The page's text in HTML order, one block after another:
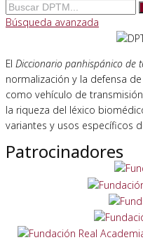
Búsqueda avanzada
El Diccionario panhispánico de
normalización y la defensa
como vehículo de
la riqueza del léxico
variantes y usos específicos
Patrocinadores